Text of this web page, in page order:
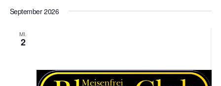
September 2026
MI.
2